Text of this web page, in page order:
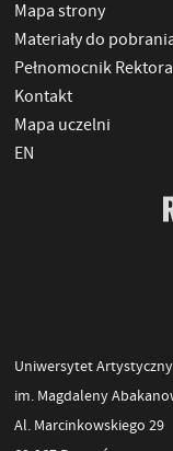
Mapa strony
Materiały do
Pełnomocnik
Kontakt
Mapa uczelni
EN
Uniwersytet Artystyczny
im. Magdaleny
Al. Marcinkowskiego 29